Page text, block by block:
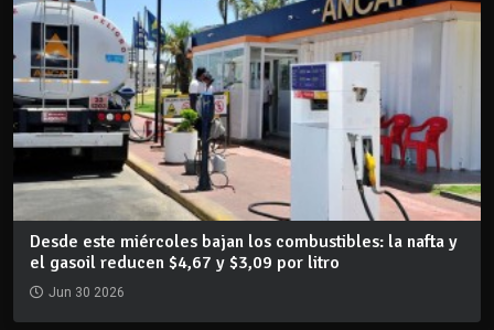
Desde este miércoles bajan los combustibles: la nafta y
el gasoil reducen $4,67 y $3,09 por litro
Jun 30 2026